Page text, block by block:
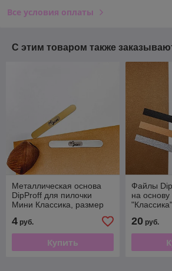
Все условия оплаты
С этим товаром также
Металлическая основа
DipProff для пилочки
Мини Классика, размер
4 руб.
Купить
Файлы
на основу
20руб.